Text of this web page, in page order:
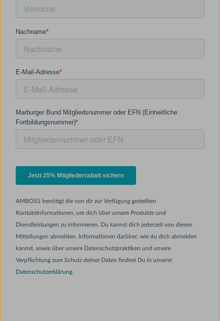
AMBOSS benötigt die von dir zur Verfügung gestellten
Kontaktinformationen, um dich über unsere Produkte und
Dienstleistungen zu informieren. Du kannst dich jederzeit von diesen
Mitteilungen abmelden. Informationen darüber, wie du dich abmelden
kannst, sowie über unsere Datenschutzpraktiken und unsere
Verpflichtung zum Schutz deiner Daten findest Du in unserer
Datenschutzerklärung.